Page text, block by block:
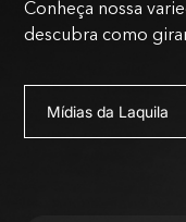
Conheça nossa
descubra como
Mídias da Laquila